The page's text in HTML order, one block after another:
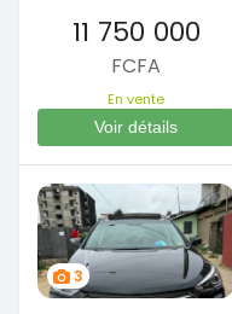
11 750 000
FCFA
En vente
Voir détails
3